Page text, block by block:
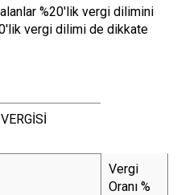
%20'lik vergi dilimini
vergi dilimi de dikkate
Vergi
Oranı %